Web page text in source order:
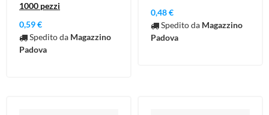
1000 pezzi
0,59 €
Spedito da Magazzino
Padova
0,48 €
Spedito da Magazzino
Padova